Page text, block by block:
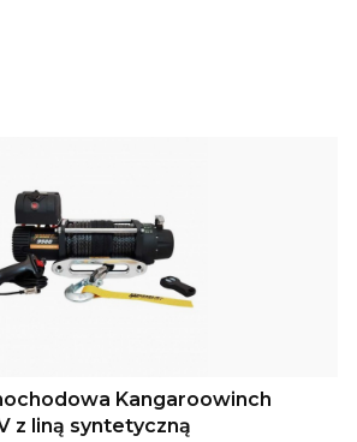
Kangaroowinch
z liną syntetyczną